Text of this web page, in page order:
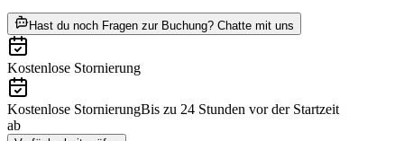
Hast du noch Fragen zur Buchung? Chatte mit uns
Kostenlose Stornierung
Kostenlose StornierungBis zu 24 Stunden vor der Startzeit
ab